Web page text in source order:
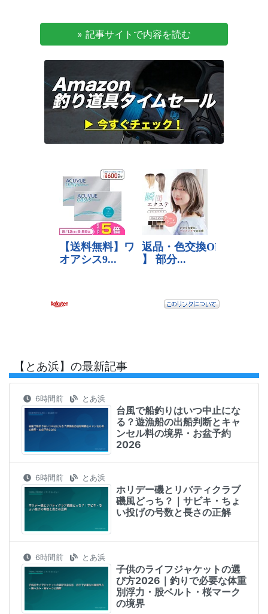
» 記事サイトで内容を読む
【とあ浜】の最新記事
6時間前 とあ浜
台風で船釣りはいつ中止にな
る？遊漁船の出船判断とキャ
ンセル料の境界・お盆予約
2026
6時間前 とあ浜
ホリデー磯とリバティクラブ
磯風どっち？｜サビキ・ちょ
い投げの号数と長さの正解
6時間前 とあ浜
子供のライフジャケットの選
び方2026｜釣りで必要な体重
別浮力・股ベルト・桜マーク
の境界